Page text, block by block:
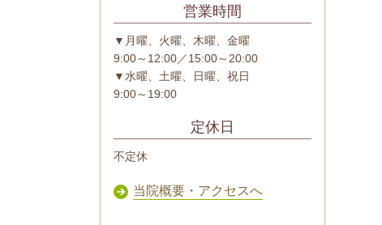
営業時間
▼月曜、火曜、木曜、金曜
9:00～12:00／15:00～20:00
▼水曜、土曜、日曜、祝日
9:00～19:00
定休日
不定休
当院概要・アクセスへ